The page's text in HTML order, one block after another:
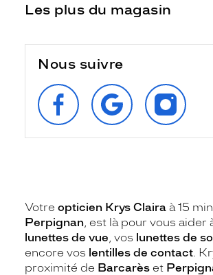
Les plus du magasin
Nous suivre
SUIVEZ‑NOUS
SUR
FACEBOOK
RETROUVEZ‑NOUS
SUR
GOOGLE
SUR
Votre opticien Krys Claira à 15
Perpignan , est là pour vous aider
lunettes de vue , vos lunettes de
encore vos lentilles de contact .
proximité de Barcarès et